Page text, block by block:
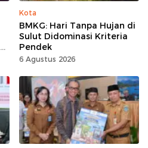
Kota
BMKG: Hari Tanpa Hujan di
Sulut Didominasi Kriteria
Pendek
6 Agustus 2026